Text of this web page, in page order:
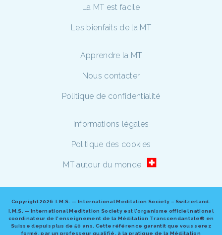
La MT est facile
Les bienfaits de la MT
Apprendre la MT
Nous contacter
Politique de confidentialité
Informations légales
Politique des cookies
MT autour du monde
Copyright2026 I.M.S. — International Meditation Society – Switzerland.
I.M.S. — International Meditation Society est l'organisme officiel national
coordinateur de l'enseignement de la Méditation Transcendantale® en
Suisse depuis plus de 50 ans. Cette référence garantit que vous serez
formé, par un professeur qualifié, à la pratique de la Méditation